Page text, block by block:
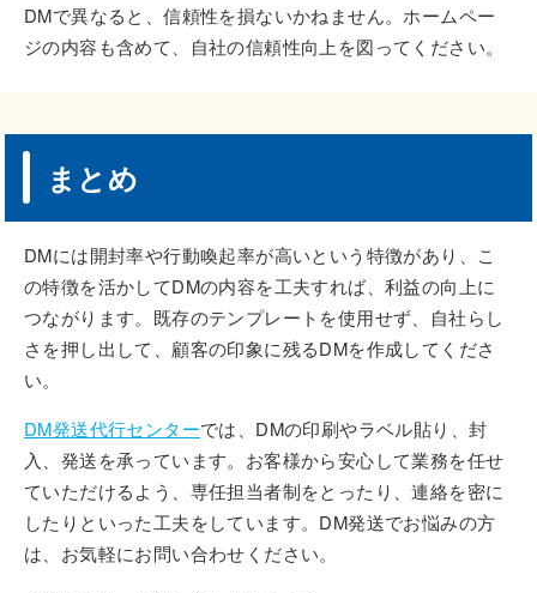
DMで異なると、信頼性を損ないかねません。ホームペー
ジの内容も含めて、自社の信頼性向上を図ってください。
まとめ
DMには開封率や行動喚起率が高いという特徴があり、こ
の特徴を活かしてDMの内容を工夫すれば、利益の向上に
つながります。既存のテンプレートを使用せず、自社らし
さを押し出して、顧客の印象に残るDMを作成してくださ
い。
DM発送代行センターでは、DMの印刷やラベル貼り、封
入、発送を承っています。お客様から安心して業務を任せ
ていただけるよう、専任担当者制をとったり、連絡を密に
したりといった工夫をしています。DM発送でお悩みの方
は、お気軽にお問い合わせください。